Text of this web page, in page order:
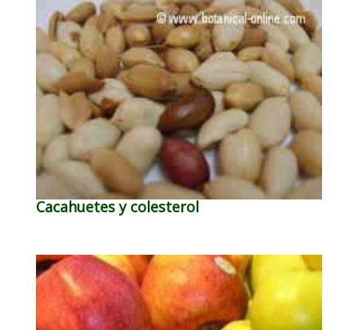
Cacahuetes y colesterol